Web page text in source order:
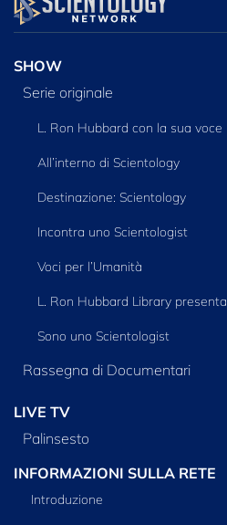
SHOW
Serie originale
L. Ron Hubbard con la sua voce
All’interno di Scientology
Destinazione: Scientology
Incontra uno Scientologist
Voci per l’Umanità
L. Ron Hubbard Library presenta
Sono uno Scientologist
Rassegna di Documentari
LIVE TV
Palinsesto
INFORMAZIONI SULLA RETE
Introduzione